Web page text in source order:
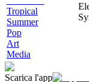
Tropical
Summer
Pop
Art
Media
Scarica l'app